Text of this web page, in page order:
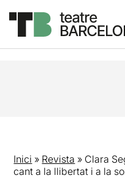
Inici » Revista » Clara
cant a la llibertat i a la